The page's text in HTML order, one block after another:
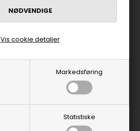
Markedsføring
Statistiske
Vis cookie detaljer